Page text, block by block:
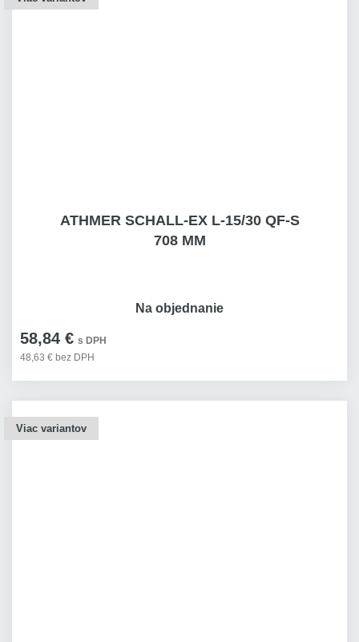
ATHMER SCHALL-EX L-15/30 QF-S
708 MM
58,84 € s DPH
48,63 € bez DPH
Na objednanie
Viac variantov